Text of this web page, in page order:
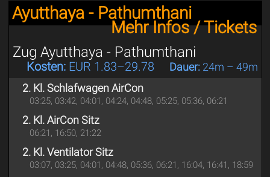
Ayutthaya - Pathumthani
Mehr Infos / Tickets
Zug Ayutthaya - Pathumthani
Kosten:EUR 1.83–29.78 Dauer:24m – 49m
2. Kl. Schlafwagen AirCon
03:25, 03:42, 04:01, 04:24, 04:48, 05:25, 05:36, 06:21
2. Kl. AirCon Sitz
06:21, 16:50, 21:22
2. Kl. Ventilator Sitz
03:07, 03:25, 04:01, 04:48, 05:36, 06:21, 16:04, 16:41, 18:59